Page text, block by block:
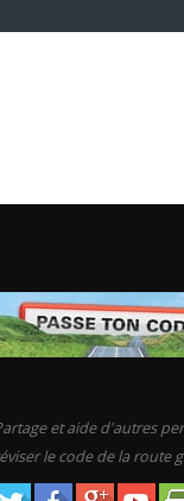
et aide d'autres
le code de la route